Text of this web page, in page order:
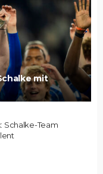
mit
Schalke-Team